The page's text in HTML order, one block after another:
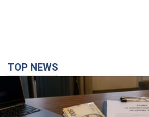
TOP NEWS